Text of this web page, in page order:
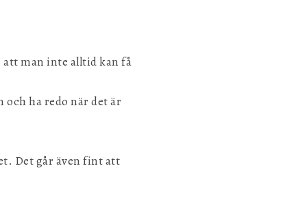
att man inte alltid kan få
ha redo när det är
Det går även fint att